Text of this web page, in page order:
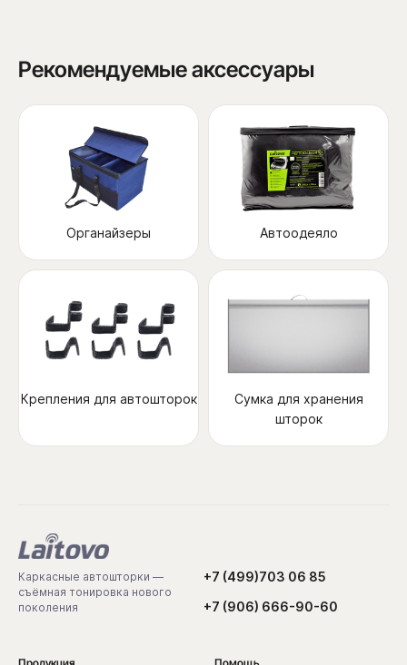
Рекомендуемые аксессуары
Органайзеры Автоодеяло
Крепления для автошторок
Сумка для хранения
шторок
Каркасные автошторки —
съёмная тонировка нового
поколения
+7 (499)703 06 85
+7 (906) 666-90-60